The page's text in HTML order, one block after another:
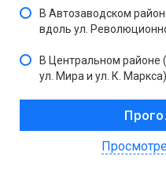
В Автозаводском
вдоль ул.
В Центральном районе
ул. Мира и ул. К. Маркса)